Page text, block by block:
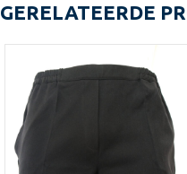
GERELATEERDE